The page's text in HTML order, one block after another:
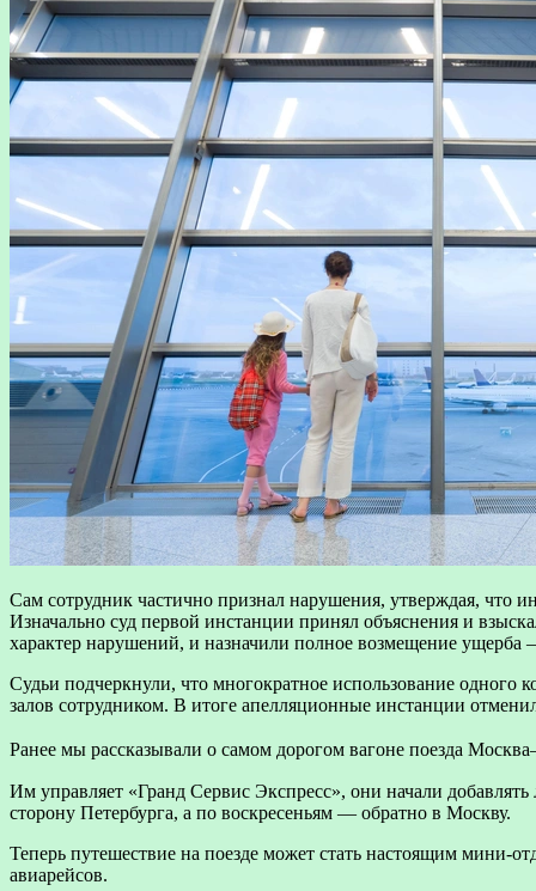
Сам сотрудник частично признал нарушения, утверждая, что
Изначально суд первой инстанции принял объяснения и
характер нарушений, и назначили полное возмещение ущерба
Судьи подчеркнули, что многократное использование
залов сотрудником. В итоге апелляционные инстанции
Ранее мы рассказывали о самом дорогом вагоне поезда
Им управляет «Гранд Сервис Экспресс», они начали
сторону Петербурга, а по воскресеньям — обратно в Москву.
Теперь путешествие на поезде может стать настоящим мини-
авиарейсов.